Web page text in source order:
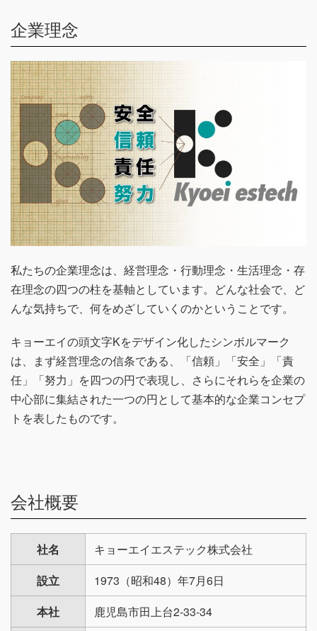
企業理念
私たちの企業理念は、経営理念・行動理念・生活理念・存
在理念の四つの柱を基軸としています。どんな社会で、ど
んな気持ちで、何をめざしていくのかということです。
キョーエイの頭文字Kをデザイン化したシンボルマーク
は、まず経営理念の信条である、「信頼」「安全」「責
任」「努力」を四つの円で表現し、さらにそれらを企業の
中心部に集結された一つの円として基本的な企業コンセプ
トを表したものです。
会社概要
社名
キョーエイエステック株式会社
設立
1973（昭和48）年7月6日
本社
鹿児島市田上台2-33-34